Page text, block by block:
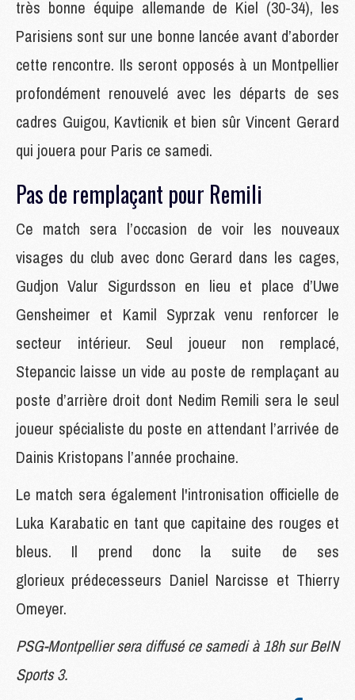
très bonne équipe allemande de Kiel (30-34), les
Parisiens sont sur une bonne lancée avant d’aborder
cette rencontre. Ils seront opposés à un Montpellier
profondément renouvelé avec les départs de ses
cadres Guigou, Kavticnik et bien sûr Vincent Gerard
qui jouera pour Paris ce samedi.
Pas de remplaçant pour Remili
Ce match sera l’occasion de voir les nouveaux
visages du club avec donc Gerard dans les cages,
Gudjon Valur Sigurdsson en lieu et place d’Uwe
Gensheimer et Kamil Syprzak venu renforcer le
secteur intérieur. Seul joueur non remplacé,
Stepancic laisse un vide au poste de remplaçant au
poste d’arrière droit dont Nedim Remili sera le seul
joueur spécialiste du poste en attendant l’arrivée de
Dainis Kristopans l’année prochaine.
Le match sera également l'intronisation officielle de
Luka Karabatic en tant que capitaine des rouges et
bleus. Il prend donc la suite de ses
glorieux prédecesseurs Daniel Narcisse et Thierry
Omeyer.
PSG-Montpellier sera diffusé ce samedi à 18h sur BeIN
Sports 3.